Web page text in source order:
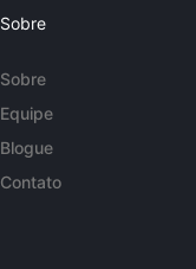
Sobre
Sobre
Equipe
Blogue
Contato